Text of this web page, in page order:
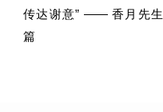
传达谢意” —— 香月先生
篇